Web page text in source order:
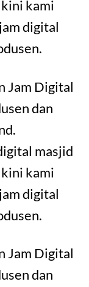
kami
digital
Jam Digital
dan
masjid
kami
digital
Jam Digital
dan